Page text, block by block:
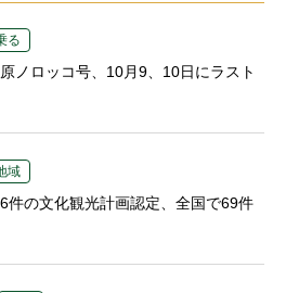
る
ノロッコ号、10月9、10日にラスト
域
件の文化観光計画認定、全国で69件